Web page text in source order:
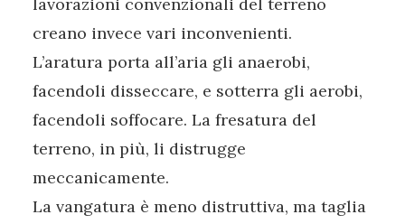
lavorazioni convenzionali del terreno
creano invece vari inconvenienti.
L’aratura porta all’aria gli anaerobi,
facendoli disseccare, e sotterra gli aerobi,
facendoli soffocare. La fresatura del
terreno, in più, li distrugge
meccanicamente.
La vangatura è meno distruttiva, ma taglia